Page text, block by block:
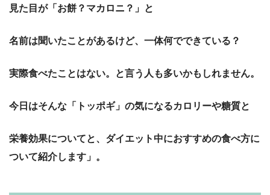
見た目が「お餅？マカロニ？」と
名前は聞いたことがあるけど、一体何でできている？
実際食べたことはない。と言う人も多いかもしれません。
今日はそんな「トッポギ」の気になるカロリーや糖質と
栄養効果についてと、ダイエット中におすすめの食べ方に
ついて紹介します」。